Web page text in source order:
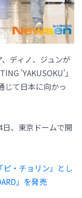
ディノ、ジュンが
'YAKUSOKU'」
じて日本に向かっ
、東京ドームで開
ピ・チョリン」とし
」を発売